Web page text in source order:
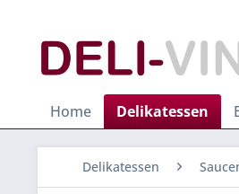
Home Delikatessen
Delikatessen